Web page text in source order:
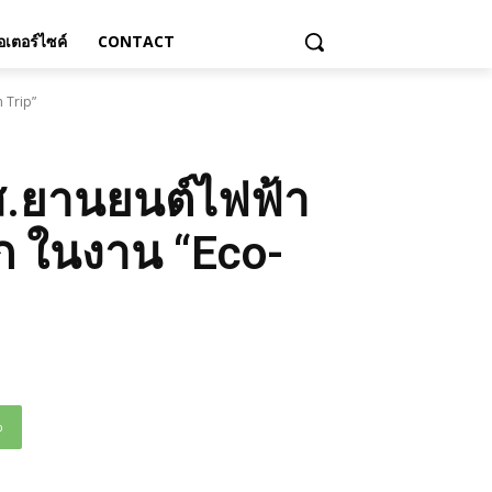
เตอร์ไซค์ CONTACT
Trip”
.ยานยนต์ไฟฟ้า
นงาน “Eco-